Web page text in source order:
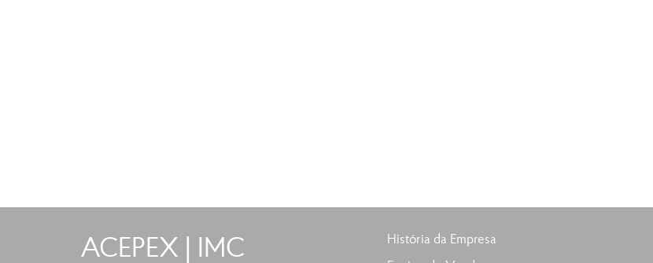
ACEPEX | IMC
História da Empresa